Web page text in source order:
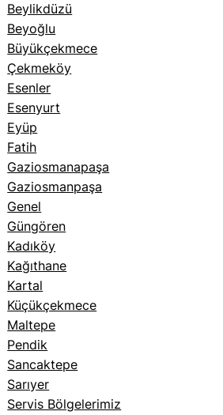
Beylikdüzü
Beyoğlu
Büyükçekmece
Çekmeköy
Esenler
Esenyurt
Eyüp
Fatih
Gaziosmanapaşa
Gaziosmanpaşa
Genel
Güngören
Kadıköy
Kağıthane
Kartal
Küçükçekmece
Maltepe
Pendik
Sancaktepe
Sarıyer
Servis Bölgelerimiz